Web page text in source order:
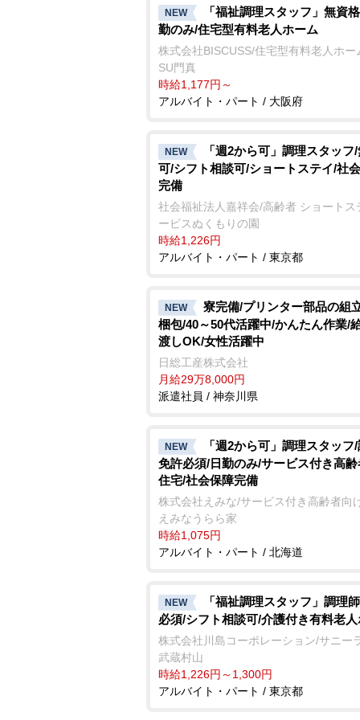
NEW
「福祉調理スタッフ」無資
勤のみ/住宅型有料老人ホーム
株式会社BISCUSS/住宅型有料老人ホー
SU門真
時給1,177円～
アルバイト・パート / 大阪府
NEW
「週2から可」調理スタッフ
可/シフト相談可/ショートステイ/社
完備
社会福祉法人嘉祥会/高齢者 ショートス
ービスぬくもりの園
時給1,226円
アルバイト・パート / 東京都
NEW
寮完備/プリンター部品の組
梱包/40～50代活躍中/かんたん作業/
渡しOK/女性活躍中
日総工産株式会社
月給29万8,000円
派遣社員 / 神奈川県
NEW
「週2から可」調理スタッフ
免許必須/日勤のみ/サービス付き高
住宅/社会保障完備
株式会社えみな/サービス付き高齢者向
えみなうらら家
時給1,075円
アルバイト・パート / 北海道
NEW
「福祉調理スタッフ」調理
必須/シフト相談可/介護付き有料老
株式会社川島コーポレーション/サニー
武蔵村山
時給1,226円～1,300円
アルバイト・パート / 東京都